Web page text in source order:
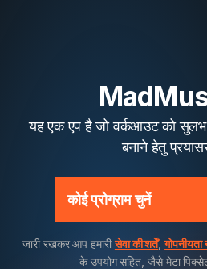
यह एक एप है जो वर्कआउट को
बनाने हेतु
कोई प्रोग्राम चुनें
जारी रखकर आप हमारीसेवा की शर्तें,गोपनीयता
के उपयोग सहित, जैसे मेटा